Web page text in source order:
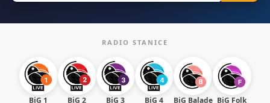
RADIO STANICE
BiG 1 BiG 2 BiG 3 BiG 4 BiG Balade BiG Folk